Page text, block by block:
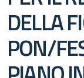
DELLA
PON/